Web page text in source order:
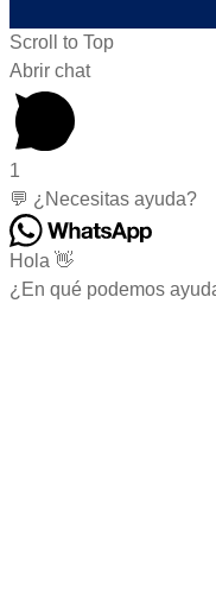
Scroll to Top
Abrir chat
1
💬 ¿Necesitas ayuda?
Hola 👋
¿En qué podemos